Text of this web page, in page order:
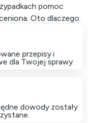
pomoc
Oto dlaczego:
przepisy i
dla Twojej sprawy.
dowody zostały